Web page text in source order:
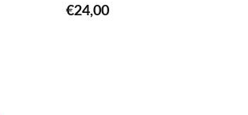
€24,00